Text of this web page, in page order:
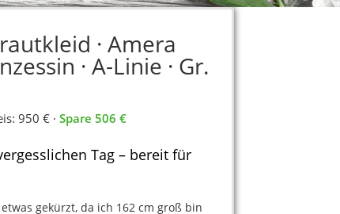
· Amera
· A-Linie · Gr.
950 € ·Spare 506 €
Tag – bereit für
gekürzt, da ich 162 cm groß bin